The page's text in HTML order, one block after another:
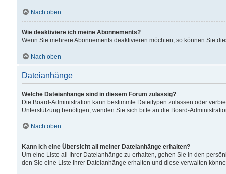
Nach oben
Wie deaktiviere ich meine Abonnements?
Wenn Sie mehrere Abonnements deaktivieren möchten, so können Sie
Nach oben
Dateianhänge
Welche Dateianhänge sind in diesem Forum zulässig?
Die Board-Administration kann bestimmte Dateitypen zulassen oder
Unterstützung benötigen, wenden Sie sich bitte an die Board-
Nach oben
Kann ich eine Übersicht all meiner Dateianhänge erhalten?
Um eine Liste all Ihrer Dateianhänge zu erhalten, gehen Sie in den
den Sie eine Liste Ihrer Dateianhänge erhalten und diese verwalten